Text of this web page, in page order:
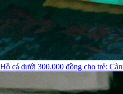
Hồ cá dưới 300.000 đồng cho trẻ: